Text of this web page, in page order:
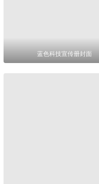
蓝色科技宣传册封面